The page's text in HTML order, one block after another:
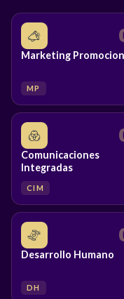
Marketing
MP
Comunicaciones
Integradas
CIM
Desarrollo Humano
DH